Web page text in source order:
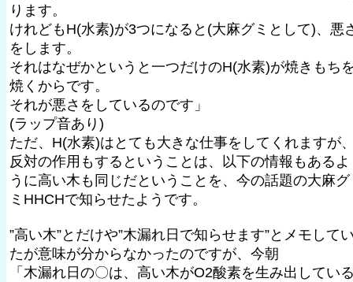
ります。
けれどもH(水素)が3つになると(大麻グミとして)、悪
をします。
それはなぜかというと一つだけのH(水素)が焼きもち
焼くからです。
それが悪さをしているのです」
(ラップ音あり)
ただ、H(水素)はとても大きな仕事をしてくれますが
反対の作用もするということは、以下の情報もあるよ
うに高い木も同じだということを、今の話題の大麻グ
ミHHCHで知らせたようです。
”高い木”とだけや”木漏れ日で知らせます”とメモして
たが意味が分からなかったのですが、今朝
「木漏れ日の〇は、高い木がO2酸素を生み出してい